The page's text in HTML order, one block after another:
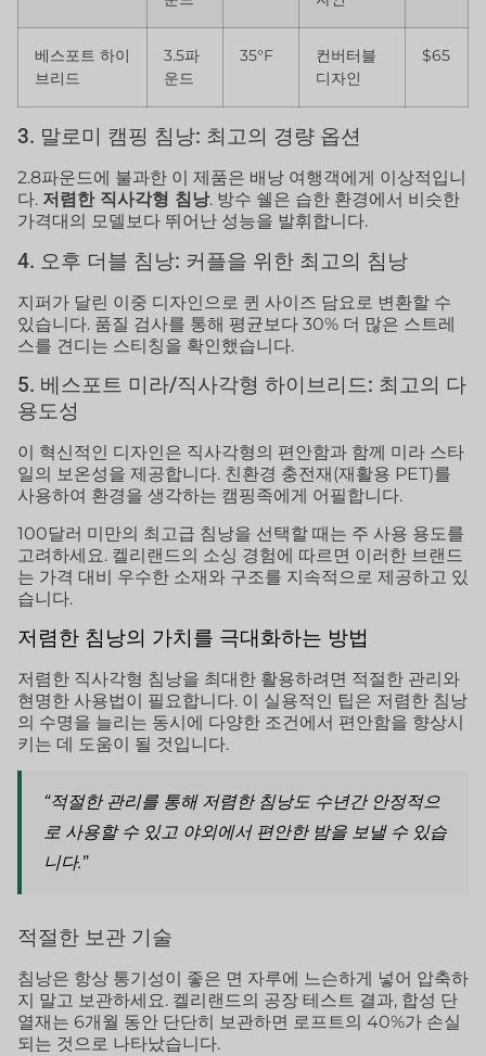
베스포트 하이
브리드
3.5파
운드
35°F
컨버터블
디자인
$65
3. 말로미 캠핑 침낭: 최고의 경량 옵션
2.8파운드에 불과한 이 제품은 배낭 여행객에게 이상적입니
다. 저렴한 직사각형 침낭. 방수 쉘은 습한 환경에서 비슷한
가격대의 모델보다 뛰어난 성능을 발휘합니다.
4. 오후 더블 침낭: 커플을 위한 최고의 침낭
지퍼가 달린 이중 디자인으로 퀸 사이즈 담요로 변환할 수
있습니다. 품질 검사를 통해 평균보다 30% 더 많은 스트레
스를 견디는 스티칭을 확인했습니다.
5. 베스포트 미라/직사각형 하이브리드: 최고의 다
용도성
이 혁신적인 디자인은 직사각형의 편안함과 함께 미라 스타
일의 보온성을 제공합니다. 친환경 충전재(재활용 PET)를
사용하여 환경을 생각하는 캠핑족에게 어필합니다.
100달러 미만의 최고급 침낭을 선택할 때는 주 사용 용도를
고려하세요. 켈리랜드의 소싱 경험에 따르면 이러한 브랜드
는 가격 대비 우수한 소재와 구조를 지속적으로 제공하고 있
습니다.
저렴한 침낭의 가치를 극대화하는 방법
저렴한 직사각형 침낭을 최대한 활용하려면 적절한 관리와
현명한 사용법이 필요합니다. 이 실용적인 팁은 저렴한 침낭
의 수명을 늘리는 동시에 다양한 조건에서 편안함을 향상시
키는 데 도움이 될 것입니다.
“적절한 관리를 통해 저렴한 침낭도 수년간 안정적으
로 사용할 수 있고 야외에서 편안한 밤을 보낼 수 있습
니다.”
적절한 보관 기술
침낭은 항상 통기성이 좋은 면 자루에 느슨하게 넣어 압축하
지 말고 보관하세요. 켈리랜드의 공장 테스트 결과, 합성 단
열재는 6개월 동안 단단히 보관하면 로프트의 40%가 손실
되는 것으로 나타났습니다.